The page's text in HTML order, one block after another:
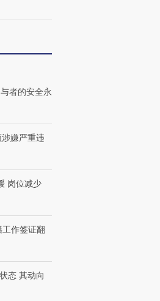
阿根廷3-0阿尔及利亚
者的安全永
嫌严重违
岗位减少
作签证翻
态 其动向